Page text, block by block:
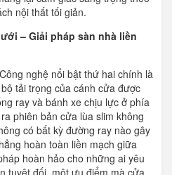
nội thất tối giản.
– Giải pháp sàn nhà liền
nghệ nổi bật thứ hai chính là
tải trọng của cánh cửa được
ray và bánh xe chịu lực ở phía
phiên bản cửa lùa slim không
có bất kỳ đường ray nào gây
hoàn toàn liền mạch giữa
hoàn hảo cho những ai yêu
tuyệt đối, một ưu điểm mà cửa